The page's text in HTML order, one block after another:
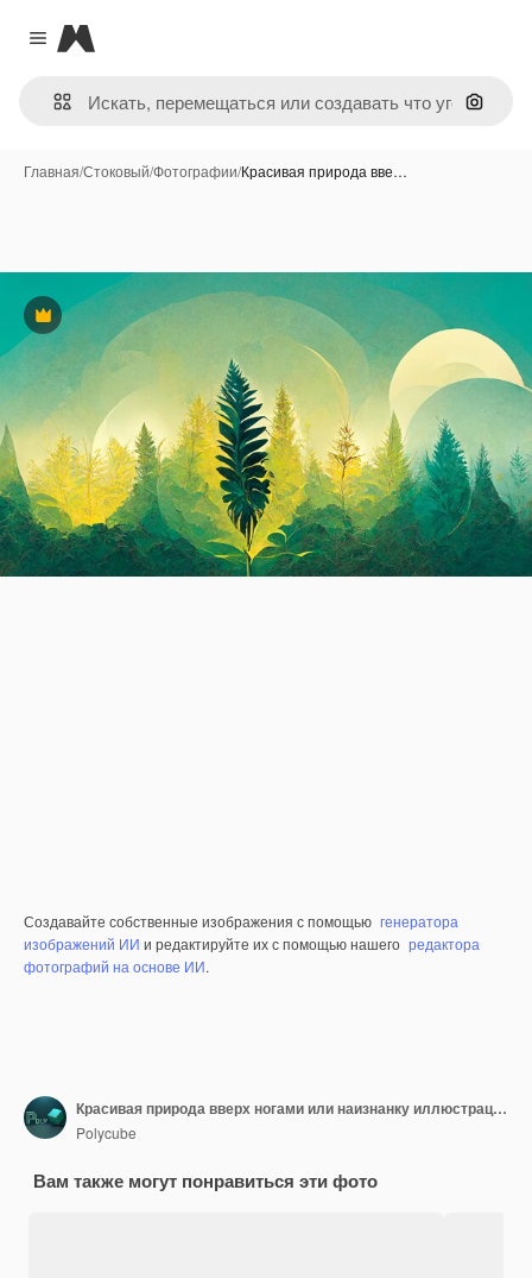
Close menu
Magnific
Поиск
Главная/Стоковый/Фотографии/Красивая природа вве…
Премиум
Создавайте собственные изображения с помощью генератора
изображений ИИ и редактируйте их с помощью нашего редактора
фотографий на основе ИИ.
Красивая природа вверх ногами или наизнанку иллюстрации
Polycube
Вам также могут понравиться эти фото